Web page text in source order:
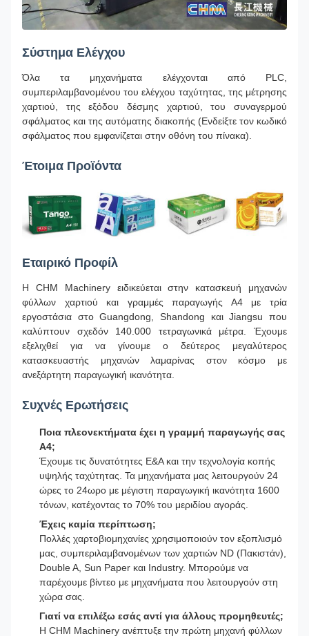
Σύστημα Ελέγχου
Όλα τα μηχανήματα ελέγχονται από PLC,
συμπεριλαμβανομένου του ελέγχου ταχύτητας, της μέτρησης
χαρτιού, της εξόδου δέσμης χαρτιού, του συναγερμού
σφάλματος και της αυτόματης διακοπής (Ενδείξτε τον κωδικό
σφάλματος που εμφανίζεται στην οθόνη του πίνακα).
Έτοιμα Προϊόντα
Εταιρικό Προφίλ
Η CHM Machinery ειδικεύεται στην κατασκευή μηχανών
φύλλων χαρτιού και γραμμές παραγωγής Α4 με τρία
εργοστάσια στο Guangdong, Shandong και Jiangsu που
καλύπτουν σχεδόν 140.000 τετραγωνικά μέτρα. Έχουμε
εξελιχθεί για να γίνουμε ο δεύτερος μεγαλύτερος
κατασκευαστής μηχανών λαμαρίνας στον κόσμο με
ανεξάρτητη παραγωγική ικανότητα.
Συχνές Ερωτήσεις
Ποια πλεονεκτήματα έχει η γραμμή παραγωγής σας
Α4;
Έχουμε τις δυνατότητες Ε&Α και την τεχνολογία κοπής
υψηλής ταχύτητας. Τα μηχανήματα μας λειτουργούν 24
ώρες το 24ωρο με μέγιστη παραγωγική ικανότητα 1600
τόνων, κατέχοντας το 70% του μεριδίου αγοράς.
Έχεις καμία περίπτωση;
Πολλές χαρτοβιομηχανίες χρησιμοποιούν τον εξοπλισμό
μας, συμπεριλαμβανομένων των χαρτιών ND (Πακιστάν),
Double A, Sun Paper και Industry. Μπορούμε να
παρέχουμε βίντεο με μηχανήματα που λειτουργούν στη
χώρα σας.
Γιατί να επιλέξω εσάς αντί για άλλους προμηθευτές;
Η CHM Machinery ανέπτυξε την πρώτη μηχανή φύλλων